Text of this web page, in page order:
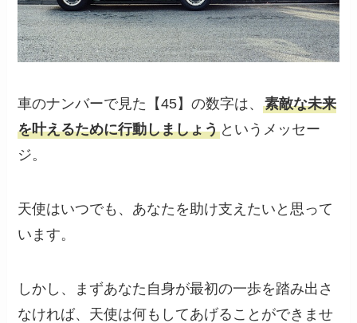
車のナンバーで見た【45】の数字は、素敵な未来
を叶えるために行動しましょう というメッセー
ジ。
天使はいつでも、あなたを助け支えたいと思って
います。
しかし、まずあなた自身が最初の一歩を踏み出さ
なければ、天使は何もしてあげることができませ